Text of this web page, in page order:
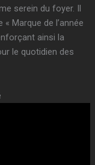
serein du foyer. Il
Marque de l’année
ainsi la
le quotidien des